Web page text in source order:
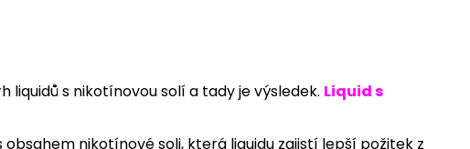
liquidů s nikotínovou solí a tady je výsledek. Liquid s
obsahem nikotínové soli, která liquidu zajistí lepší požitek z
PRO 1200 - PASSION FRUIT 16